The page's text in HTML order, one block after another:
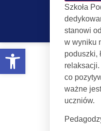
Szkoła
stanowi
w wyniku
poduszki,
co
ważne
uczniów.
Otwórz pasek narzędzi